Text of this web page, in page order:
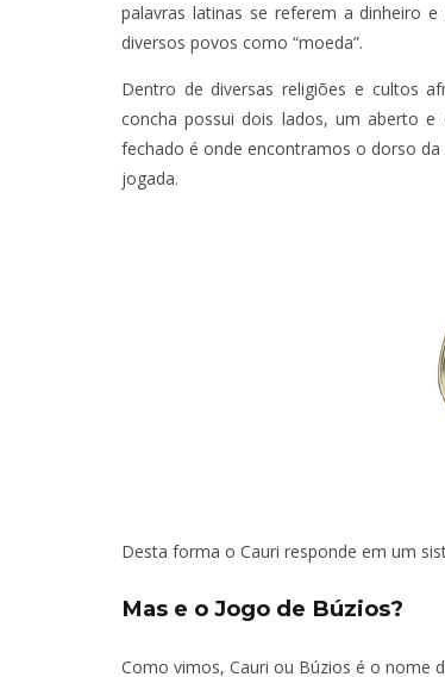
palavras latinas se referem a dinheiro
diversos povos como “moeda”.
Dentro de diversas religiões e cultos
concha possui dois lados, um aberto
fechado é onde encontramos o dorso
jogada.
Desta forma o Cauri responde em um
Mas e o Jogo de Búzios?
Como vimos, Cauri ou Búzios é o nome